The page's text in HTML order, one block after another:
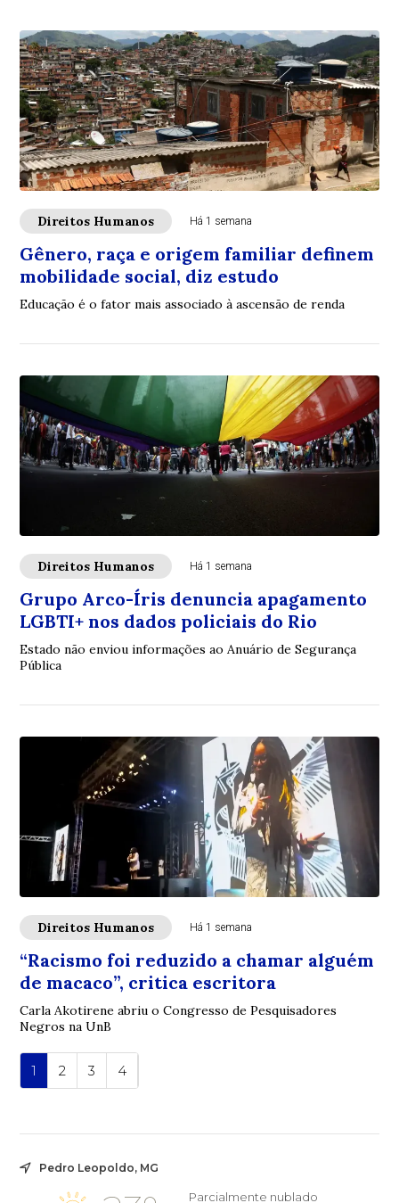
Direitos Humanos Há 1 semana
Gênero, raça e origem familiar definem
mobilidade social, diz estudo
Educação é o fator mais associado à ascensão de renda
Direitos Humanos Há 1 semana
Grupo Arco-Íris denuncia apagamento
LGBTI+ nos dados policiais do Rio
Estado não enviou informações ao Anuário de Segurança
Pública
Direitos Humanos Há 1 semana
“Racismo foi reduzido a chamar alguém
de macaco”, critica escritora
Carla Akotirene abriu o Congresso de Pesquisadores
Negros na UnB
1 2 3 4
Pedro Leopoldo, MG
Parcialmente nublado